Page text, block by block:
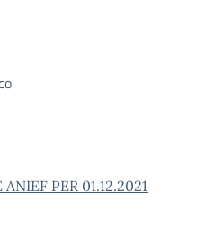
PER 01.12.2021